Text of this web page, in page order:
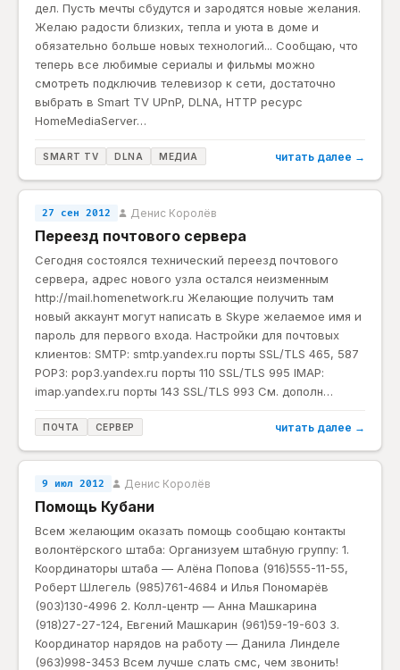
дел. Пусть мечты сбудутся и зародятся новые желания.
Желаю радости близких, тепла и уюта в доме и
обязательно больше новых технологий... Сообщаю, что
теперь все любимые сериалы и фильмы можно
смотреть подключив телевизор к сети, достаточно
выбрать в Smart TV UPnP, DLNA, HTTP ресурс
HomeMediaServer…
SMART TV DLNA МЕДИА читать далее →
27 сен 2012 Денис Королёв
Переезд почтового сервера
Сегодня состоялся технический переезд почтового
сервера, адрес нового узла остался неизменным
http://mail.homenetwork.ru Желающие получить там
новый аккаунт могут написать в Skype желаемое имя и
пароль для первого входа. Настройки для почтовых
клиентов: SMTP: smtp.yandex.ru порты SSL/TLS 465, 587
POP3: pop3.yandex.ru порты 110 SSL/TLS 995 IMAP:
imap.yandex.ru порты 143 SSL/TLS 993 См. дополн…
ПОЧТА СЕРВЕР читать далее →
9 июл 2012 Денис Королёв
Помощь Кубани
Всем желающим оказать помощь сообщаю контакты
волонтёрского штаба: Организуем штабную группу: 1.
Координаторы штаба — Алёна Попова (916)555-11-55,
Роберт Шлегель (985)761-4684 и Илья Пономарёв
(903)130-4996 2. Колл-центр — Анна Машкарина
(918)27-27-124, Евгений Машкарин (961)59-19-603 3.
Координатор нарядов на работу — Данила Линделе
(963)998-3453 Всем лучше слать смс, чем звонить!